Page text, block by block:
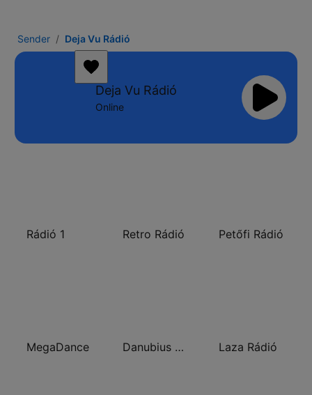
Sender Deja Vu Rádió
Deja Vu Rádió
Online
Rádió 1 Retro Rádió Petőfi Rádió
MegaDance Danubius Rádió Laza Rádió